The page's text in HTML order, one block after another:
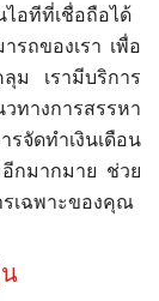
อทีที่เชื่อถือได้
ถของเรา เพื่อ
ม เรามีบริการ
างการสรรหา
จัดทำเงินเดือน
กมากมาย ช่วย
เฉพาะของคุณ